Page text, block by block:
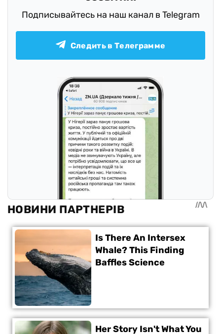
Подписывайтесь на наш канал в Telegram
Следить в Телеграмме